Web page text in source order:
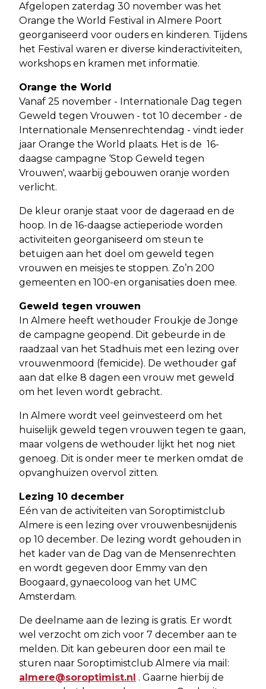
Afgelopen zaterdag 30 november was het
Orange the World Festival in Almere Poort
georganiseerd voor ouders en kinderen. Tijdens
het Festival waren er diverse kinderactiviteiten,
workshops en kramen met informatie.
Orange the World
Vanaf 25 november - Internationale Dag tegen
Geweld tegen Vrouwen - tot 10 december - de
Internationale Mensenrechtendag - vindt ieder
jaar Orange the World plaats. Het is de 16-
daagse campagne ‘Stop Geweld tegen
Vrouwen', waarbij gebouwen oranje worden
verlicht.
De kleur oranje staat voor de dageraad en de
hoop. In de 16-daagse actieperiode worden
activiteiten georganiseerd om steun te
betuigen aan het doel om geweld tegen
vrouwen en meisjes te stoppen. Zo’n 200
gemeenten en 100-en organisaties doen mee.
Geweld tegen vrouwen
In Almere heeft wethouder Froukje de Jonge
de campagne geopend. Dit gebeurde in de
raadzaal van het Stadhuis met een lezing over
vrouwenmoord (femicide). De wethouder gaf
aan dat elke 8 dagen een vrouw met geweld
om het leven wordt gebracht.
In Almere wordt veel geïnvesteerd om het
huiselijk geweld tegen vrouwen tegen te gaan,
maar volgens de wethouder lijkt het nog niet
genoeg. Dit is onder meer te merken omdat de
opvanghuizen overvol zitten.
Lezing 10 december
Eén van de activiteiten van Soroptimistclub
Almere is een lezing over vrouwenbesnijdenis
op 10 december. De lezing wordt gehouden in
het kader van de Dag van de Mensenrechten
en wordt gegeven door Emmy van den
Boogaard, gynaecoloog van het UMC
Amsterdam.
De deelname aan de lezing is gratis. Er wordt
wel verzocht om zich voor 7 december aan te
melden. Dit kan gebeuren door een mail te
sturen naar Soroptimistclub Almere via mail:
almere@soroptimist.nl . Gaarne hierbij de